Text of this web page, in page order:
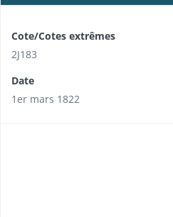
Cote/Cotes extrêmes
2J183
Date
1er mars 1822